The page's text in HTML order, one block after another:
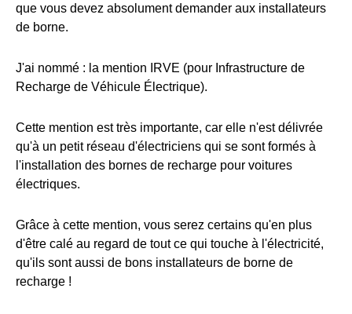
que vous devez absolument demander aux installateurs
de borne.
J'ai nommé : la mention IRVE (pour Infrastructure de
Recharge de Véhicule Électrique).
Cette mention est très importante, car elle n'est délivrée
qu'à un petit réseau d'électriciens qui se sont formés à
l'installation des bornes de recharge pour voitures
électriques.
Grâce à cette mention, vous serez certains qu'en plus
d'être calé au regard de tout ce qui touche à l'électricité,
qu'ils sont aussi de bons installateurs de borne de
recharge !